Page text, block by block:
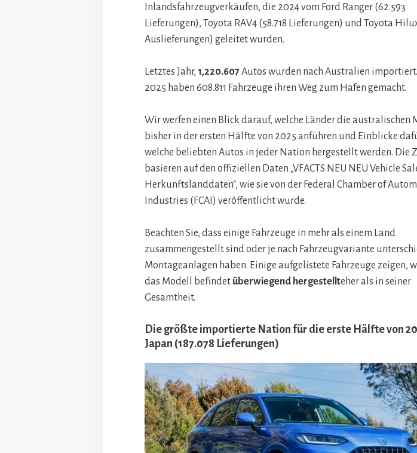
Inlandsfahrzeugverkäufen, die 2024 vom Ford Ranger (62.593
Lieferungen), Toyota RAV4 (58.718 Lieferungen) und Toyota
Auslieferungen) geleitet wurden.
Letztes Jahr, 1,220.607 Autos wurden nach Australien
2025 haben 608.811 Fahrzeuge ihren Weg zum Hafen gemacht.
Wir werfen einen Blick darauf, welche Länder die australischen
bisher in der ersten Hälfte von 2025 anführen und Einblicke
welche beliebten Autos in jeder Nation hergestellt werden. Die
basieren auf den offiziellen Daten „VFACTS NEU NEU Vehicle
Herkunftslanddaten“, wie sie von der Federal Chamber of
Industries (FCAI) veröffentlicht wurde.
Beachten Sie, dass einige Fahrzeuge in mehr als einem Land
zusammengestellt sind oder je nach Fahrzeugvariante
Montageanlagen haben. Einige aufgelistete Fahrzeuge zeigen,
das Modell befindet überwiegend hergestellteher als in seiner
Gesamtheit.
Die größte importierte Nation für die erste Hälfte von
Japan (187.078 Lieferungen)